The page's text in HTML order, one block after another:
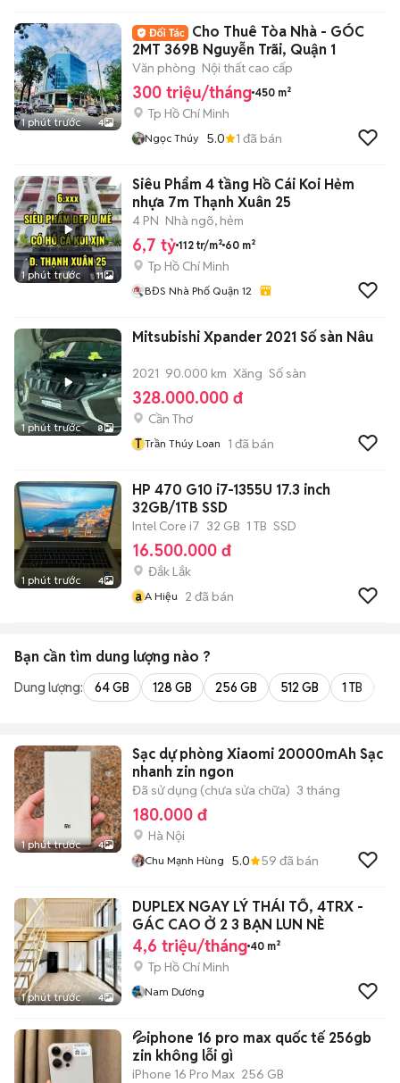
1 phút trước 4
Cho Thuê Tòa Nhà - GÓC
2MT 369B Nguyễn Trãi, Quận 1
Văn phòng Nội thất cao cấp
300 triệu/tháng 450 m²
Tp Hồ Chí Minh
Ngọc Thúy 5.0 1 đã bán
1 phút trước 11
Siêu Phẩm 4 tầng Hồ Cái Koi Hẻm
nhựa 7m Thạnh Xuân 25
4 PN Nhà ngõ, hẻm
6,7 tỷ 112 tr/m² 60 m²
Tp Hồ Chí Minh
BĐS Nhà Phố Quận 12
1 phút trước 8
Mitsubishi Xpander 2021 Số sàn Nâu
2021 90.000 km Xăng Số sàn
328.000.000 đ
Cần Thơ
T Trần Thúy Loan 1 đã bán
1 phút trước 4
HP 470 G10 i7-1355U 17.3 inch
32GB/1TB SSD
Intel Core i7 32 GB 1 TB SSD
16.500.000 đ
Đắk Lắk
a A Hiệu 2 đã bán
Bạn cần tìm dung lượng nào ?
Dung lượng: 64 GB 128 GB 256 GB 512 GB 1 TB
1 phút trước 4
Sạc dự phòng Xiaomi 20000mAh Sạc
nhanh zin ngon
Đã sử dụng (chưa sửa chữa) 3 tháng
180.000 đ
Hà Nội
Chu Mạnh Hùng 5.0 59 đã bán
1 phút trước 4
DUPLEX NGAY LÝ THÁI TỔ, 4TRX -
GÁC CAO Ở 2 3 BẠN LUN NÈ
4,6 triệu/tháng 40 m²
Tp Hồ Chí Minh
Nam Dương
💦iphone 16 pro max quốc tế 256gb
zin không lỗi gì
iPhone 16 Pro Max 256 GB